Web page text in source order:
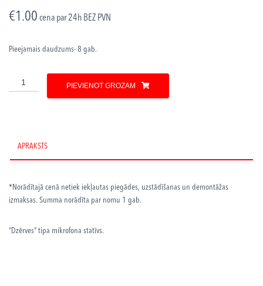
€1.00 cena par 24h BEZ PVN
Pieejamais daudzums- 8 gab.
K&M-
21060
PIEVIENOT GROZAM
APRAKSTS
*Norādītajā cenā netiek iekļautas piegādes, uzstādīšanas un demontāžas
izmaksas. Summa norādīta par nomu 1 gab.
“Dzērves” tipa mikrofona statīvs.